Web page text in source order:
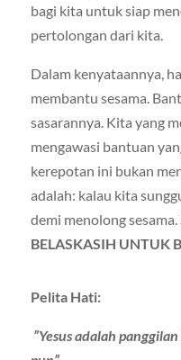
bagi kita untuk siap
pertolongan dari kita.
Dalam kenyataannya,
membantu sesama.
sasarannya. Kita yang
mengawasi bantuan
kerepotan ini bukan
adalah: kalau kita
demi menolong sesama.
BELASKASIH UNTUK
Pelita Hati:
”Yesus adalah